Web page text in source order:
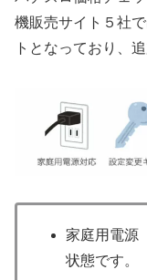
機販売サイト５社
トとなっており、
家庭用電源
状態です。